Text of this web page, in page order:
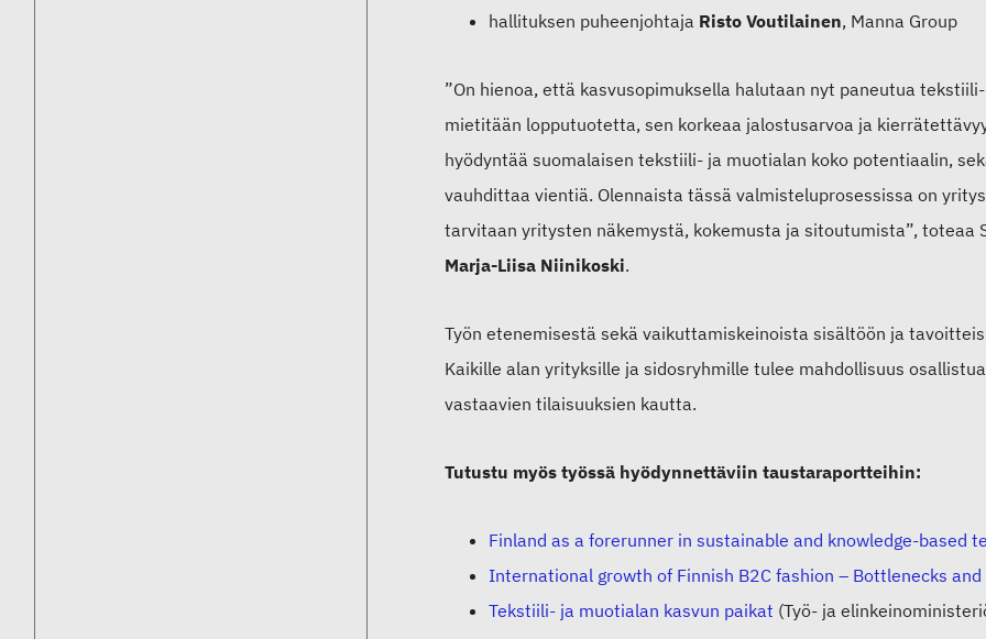
hallituksen puheenjohtaja Risto Voutilainen, Manna Group
”On hienoa, että kasvusopimuksella halutaan nyt paneutua
mietitään lopputuotetta, sen korkeaa jalostusarvoa ja
hyödyntää suomalaisen tekstiili- ja muotialan koko potentiaalin,
vauhdittaa vientiä. Olennaista tässä valmisteluprosessissa on
tarvitaan yritysten näkemystä, kokemusta ja sitoutumista”, toteaa
Marja-Liisa Niinikoski.
Työn etenemisestä sekä vaikuttamiskeinoista sisältöön ja
Kaikille alan yrityksille ja sidosryhmille tulee mahdollisuus
vastaavien tilaisuuksien kautta.
Tutustu myös työssä hyödynnettäviin taustaraportteihin:
Finland as a forerunner in sustainable and knowledge-based
International growth of Finnish B2C fashion – Bottlenecks
Tekstiili- ja muotialan kasvun paikat (Työ- ja